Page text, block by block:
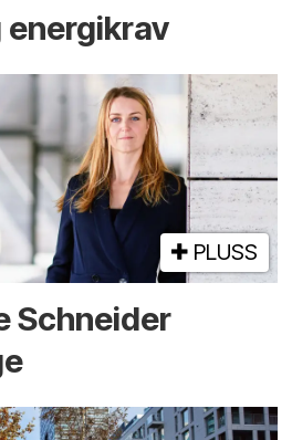
energikrav
PLUSS
Schneider